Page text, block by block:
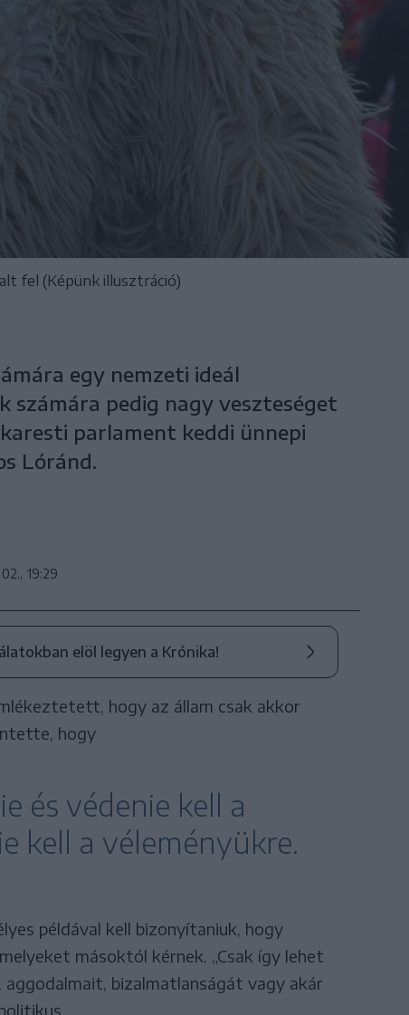
fel (Képünk illusztráció)
egy nemzeti ideál
számára pedig nagy veszteséget
parlament keddi ünnepi
Lóránd.
19:29
elöl legyen a Krónika!
hogy az állam csak akkor
hogy
és védenie kell a
kell a véleményükre.
példával kell bizonyítaniuk, hogy
másoktól kérnek. „Csak így lehet
bizalmatlanságát vagy akár